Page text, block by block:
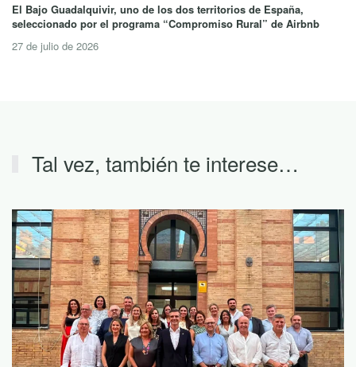
El Bajo Guadalquivir, uno de los dos territorios de España,
seleccionado por el programa “Compromiso Rural” de Airbnb
27 de julio de 2026
Tal vez, también te interese…